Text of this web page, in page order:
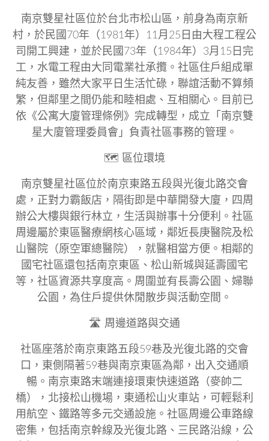
南京雙星社區位於台北市松山區，前身為南京新
村，於民國70年（1981年）11月25日由大程工程公
司開工興建，並於民國73年（1984年）3月15日完
工，水電工程由大同電業社承攬。社區住戶組成單
純友善，雖然大家平日生活忙碌，聯誼活動不算頻
繁，但鄰里之間仍能和睦相處、互相關心。目前已
依《公寓大廈管理條例》完成轉型，成立「南京雙
星大廈管理委員會」負責社區事務的管理。
🗺 區位環境
南京雙星社區位於南京東路五段與光復北路交會
處，正對力霸飯店，隔街即是中華開發大廈，四周
辦公大樓與銀行林立，生活與辦事十分便利。社區
周邊屬於東區醫療網核心區域，鄰近長庚醫院及松
山醫院（原空軍總醫院），就醫相當方便。相鄰的
國宅社區還包括南京東區、松山新城與延壽國宅
等，社區資源共享度高。周圍並有長壽公園、婦聯
公園，為住戶提供休閒散步與活動空間。
🛣 周邊道路與交通
社區座落於南京東路五段59巷及光復北路的交會
口，東側隔著59巷與南京東區為鄰，出入交通順
暢。南京東路末端連接環東快速道路（麥帥二
橋），北接松山機場，東通松山火車站，可輕鬆利
用航空、鐵路等多元交通設施。社區周邊公車路線
密集，包括南京幹線及光復北路、三民路沿線，公